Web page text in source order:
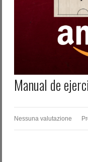
Manual de
Nessuna valutazione